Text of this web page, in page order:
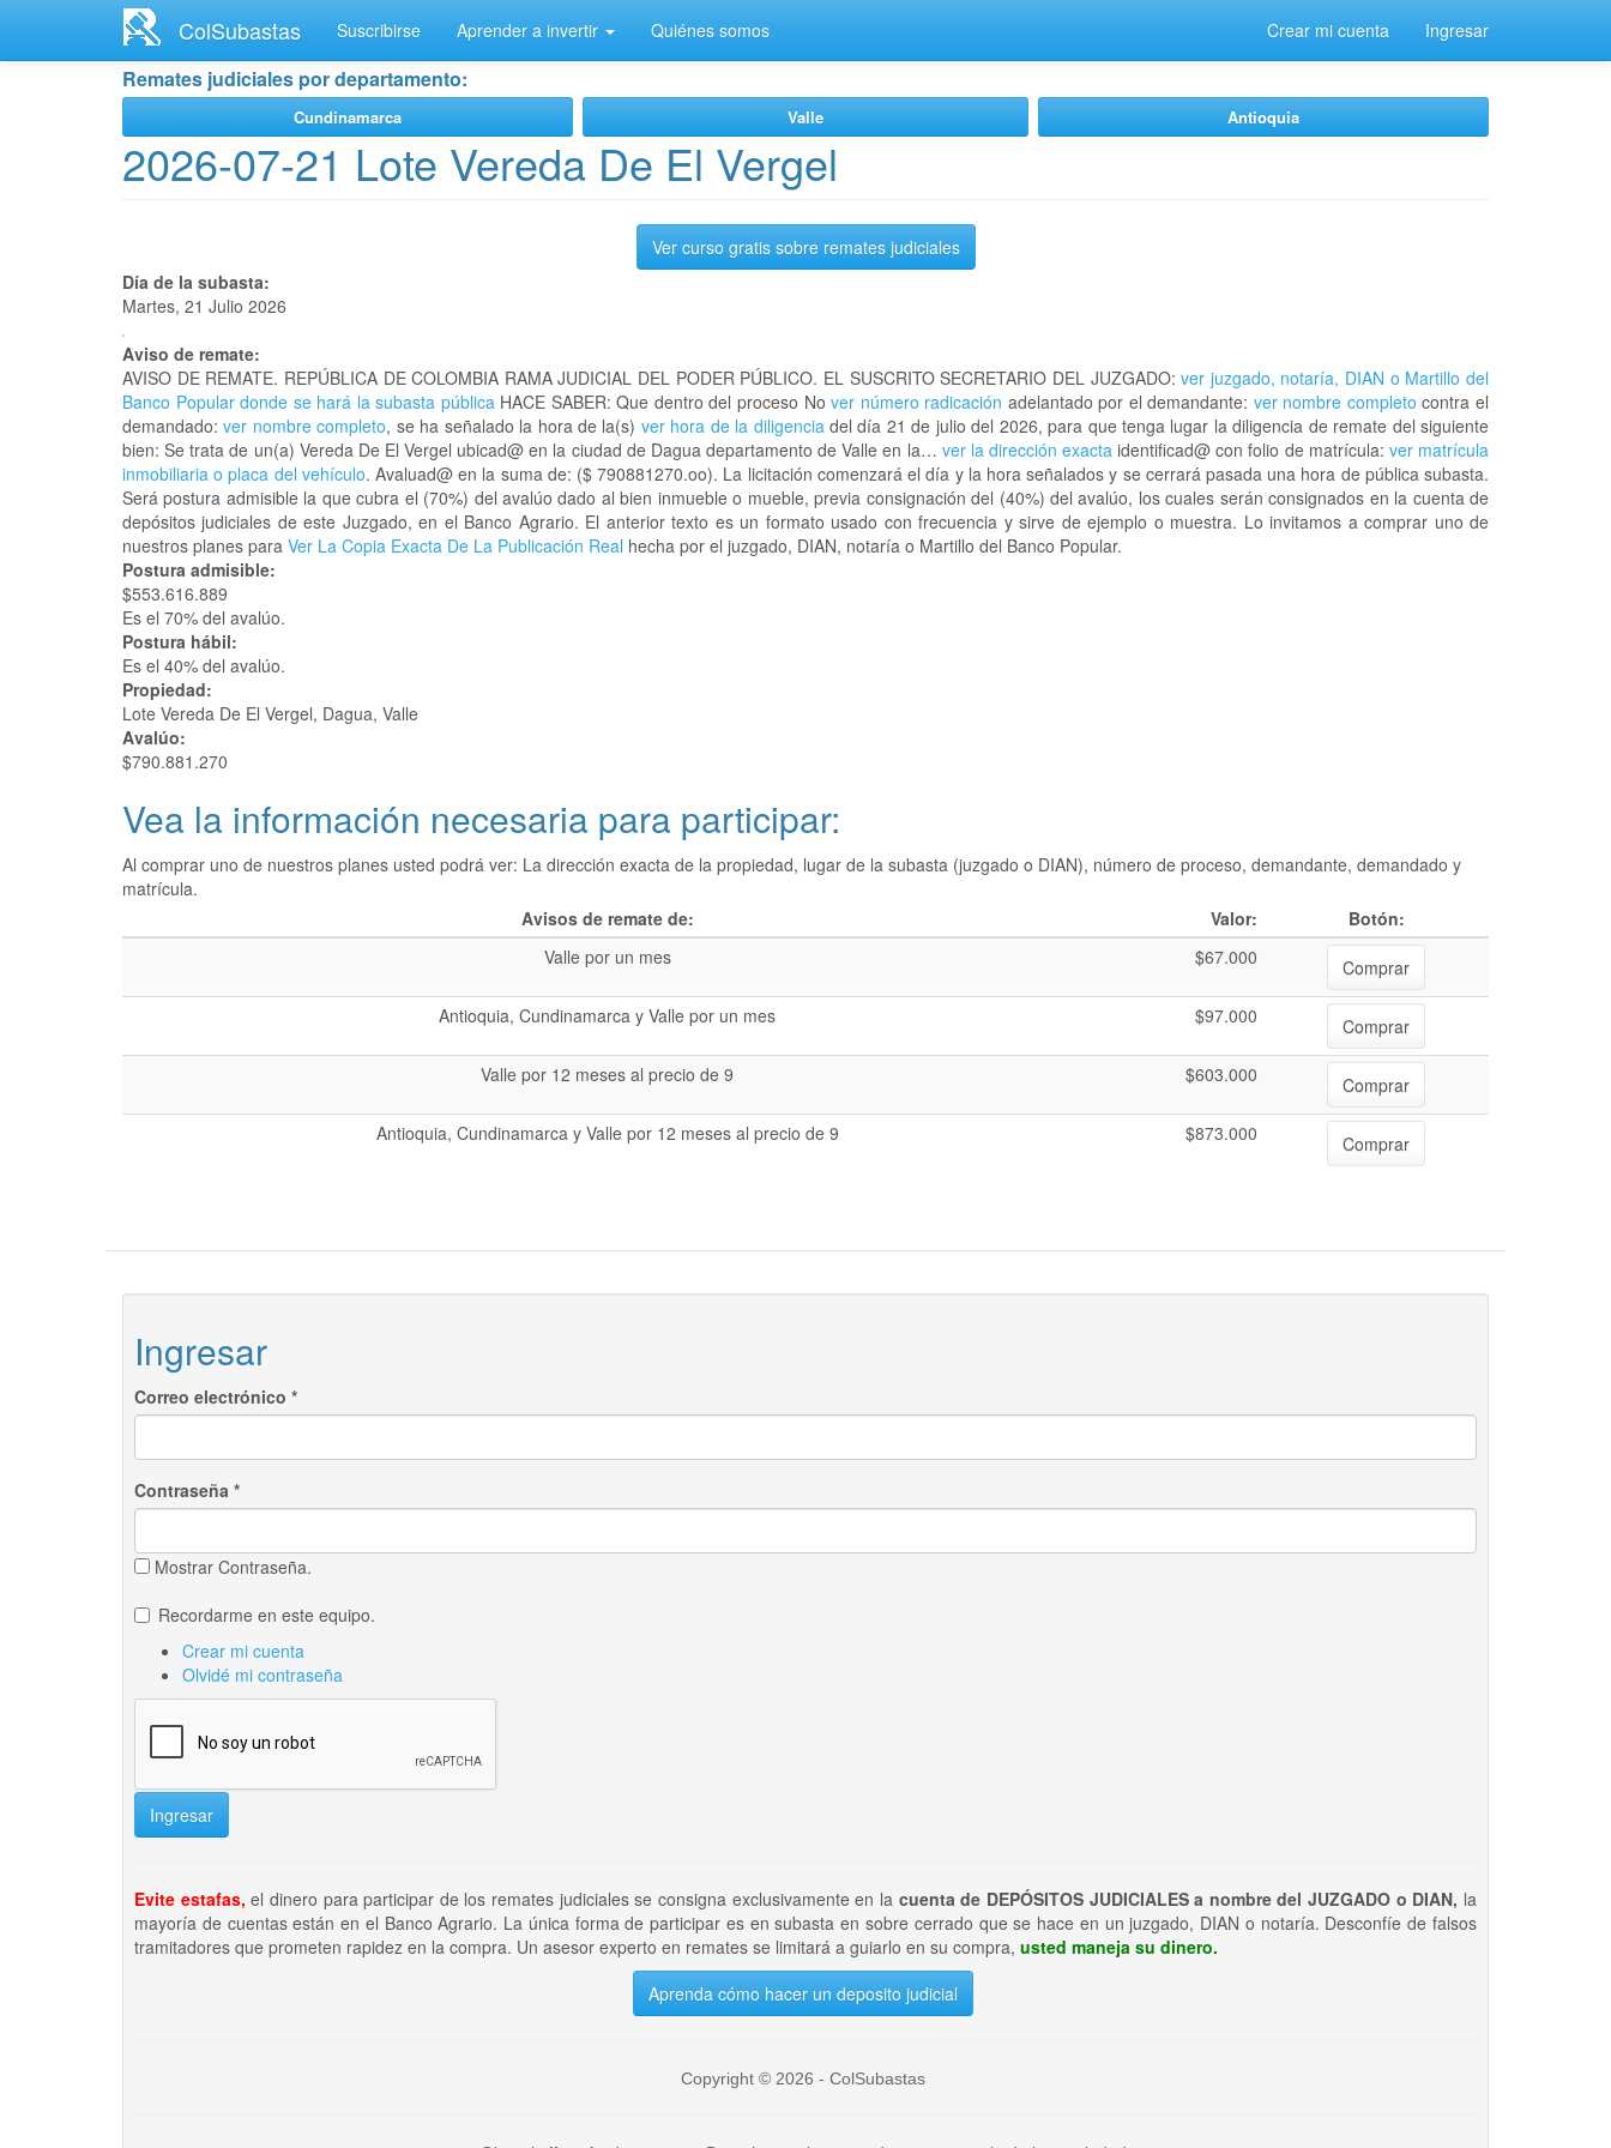
contenido
ColSubastas Suscribirse Aprender a invertir Quiénes somos Crear mi cuenta Ingresar
Remates judiciales por departamento:
Cundinamarca Valle Antioquia
2026-07-21 Lote Vereda De El Vergel
Ver curso gratis sobre remates judiciales
Día de la subasta:
Martes, 21 Julio 2026
Aviso de remate:
AVISO DE REMATE. REPÚBLICA DE COLOMBIA RAMA JUDICIAL DEL PODER PÚBLICO. EL SUSCRITO SECRETARIO DEL JUZGADO: ver juzgado, notaría, DIAN o Martillo del
Banco Popular donde se hará la subasta públicaHACE SABER: Que dentro del proceso Nover número radicación adelantado por el demandante: ver nombre completo contra el
demandado:ver nombre completo, se ha señalado la hora de la(s) ver hora de la diligenciadel día 21 de julio del 2026, para que tenga lugar la diligencia de remate del siguiente
bien: Se trata de un(a) Vereda De El Vergel ubicad@ en la ciudad de Dagua departamento de Valle en la… ver la dirección exacta identificad@ con folio de matrícula: ver matrícula
inmobiliaria o placa del vehículo. Avaluad@ en la suma de: ($ 790881270.oo). La licitación comenzará el día y la hora señalados y se cerrará pasada una hora de pública subasta.
Será postura admisible la que cubra el (70%) del avalúo dado al bien inmueble o mueble, previa consignación del (40%) del avalúo, los cuales serán consignados en la cuenta de
depósitos judiciales de este Juzgado, en el Banco Agrario. El anterior texto es un formato usado con frecuencia y sirve de ejemplo o muestra. Lo invitamos a comprar uno de
nuestros planes para Ver La Copia Exacta De La Publicación Real hecha por el juzgado, DIAN, notaría o Martillo del Banco Popular.
Postura admisible:
$553.616.889
Es el 70% del avalúo.
Postura hábil:
Es el 40% del avalúo.
Propiedad:
Lote Vereda De El Vergel, Dagua, Valle
Avalúo:
$790.881.270
Vea la información necesaria para participar:
Al comprar uno de nuestros planes usted podrá ver: La dirección exacta de la propiedad, lugar de la subasta (juzgado o DIAN), número de proceso, demandante, demandado y
matrícula.
Avisos de remate de:
Valor:
Botón:
Valle por un mes
$67.000
Comprar
Antioquia, Cundinamarca y Valle por un mes
$97.000
Comprar
Valle por 12 meses al precio de 9
$603.000
Comprar
Antioquia, Cundinamarca y Valle por 12 meses al precio de 9
$873.000 Comprar
Ingresar
Correo electrónico *
Contraseña *
Mostrar Contraseña.
Recordarme en este equipo.
Crear mi cuenta
Olvidé mi contraseña
Ingresar
Evite estafas, el dinero para participar de los remates judiciales se consigna exclusivamente en lacuenta de DEPÓSITOS JUDICIALES a nombre del JUZGADO o DIAN, la
mayoría de cuentas están en el Banco Agrario. La única forma de participar es en subasta en sobre cerrado que se hace en un juzgado, DIAN o notaría. Desconfíe de falsos
tramitadores que prometen rapidez en la compra. Un asesor experto en remates se limitará a guiarlo en su compra, usted maneja su dinero.
Aprenda cómo hacer un deposito judicial
Copyright © 2026 - ColSubastas